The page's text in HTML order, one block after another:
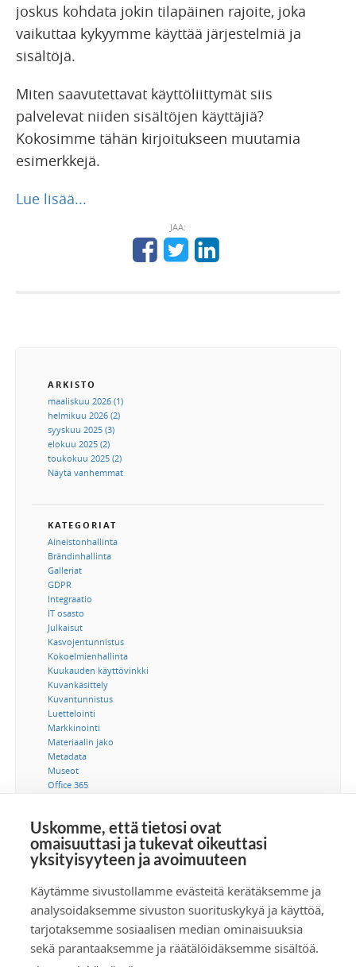
Uskomme, että tietosi ovat
omaisuuttasi ja tukevat oikeuttasi
yksityisyyteen ja avoimuuteen
Käytämme sivustollamme evästeitä kerätäksemme ja
analysoidaksemme sivuston suorituskykyä ja käyttöä,
tarjotaksemme sosiaalisen median ominaisuuksia
sekä parantaaksemme ja räätälöidäksemme sisältöä.
joskus kohdata jokin tilapäinen rajoite, joka
vaikuttaa kykyymme käyttää järjestelmiä ja
sisältöjä.
Miten saavutettavat käyttöliittymät siis
palvelevat niiden sisältöjen käyttäjiä?
Kokosimme tähän kirjoitukseen muutamia
esimerkkejä.
Lue lisää...
JAA:
ARKISTO
maaliskuu 2026 (1)
helmikuu 2026 (2)
syyskuu 2025 (3)
elokuu 2025 (2)
toukokuu 2025 (2)
Näytä vanhemmat
KATEGORIAT
Aineistonhallinta
Brändinhallinta
Galleriat
GDPR
Integraatio
IT osasto
Julkaisut
Kasvojentunnistus
Kokoelmienhallinta
Kuukauden käyttövinkki
Kuvankäsittely
Kuvantunnistus
Luettelointi
Markkinointi
Materiaalin jako
Metadata
Museot
Office 365
SSO-kertakirjautuminen
Suostumus
Tekijänoikeus
Tekoäly
Tietoturva
Tuotetiedonhallinta
Videot
Viestintä